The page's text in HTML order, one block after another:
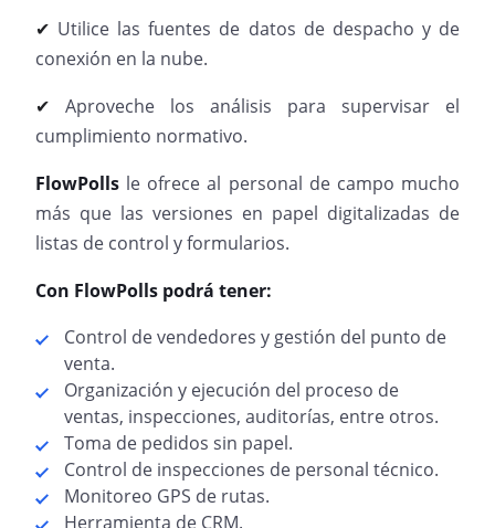
✔ Utilice las fuentes de datos de despacho y de
conexión en la nube.
✔
Aproveche los análisis para supervisar el
cumplimiento normativo.
FlowPolls le ofrece al personal de campo mucho
más que las versiones en papel digitalizadas de
listas de control y formularios.
Con FlowPolls podrá tener:
Control de vendedores y gestión del punto de
venta.
Organización y ejecución del proceso de
ventas, inspecciones, auditorías, entre otros.
Toma de pedidos sin papel.
Control de inspecciones de personal técnico.
Monitoreo GPS de rutas.
Herramienta de CRM.